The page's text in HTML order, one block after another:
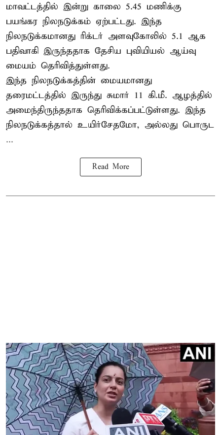
மாவட்டத்தில் இன்று காலை 5.45 மணிக்கு
பயங்கர நிலநடுக்கம் ஏற்பட்டது. இந்த
நிலநடுக்கமானது ரிக்டர் அளவுகோலில் 5.1 ஆக
பதிவாகி இருந்ததாக தேசிய புவியியல் ஆய்வு
மையம் தெரிவித்துள்ளது.
இந்த நிலநடுக்கத்தின் மையமானது
தரைமட்டத்தில் இருந்து சுமார் 11 கி.மீ. ஆழத்தில்
அமைந்திருந்ததாக தெரிவிக்கப்பட்டுள்ளது. இந்த
நிலநடுக்கத்தால் உயிர்சேதமோ, அல்லது பொருட
...
Read More